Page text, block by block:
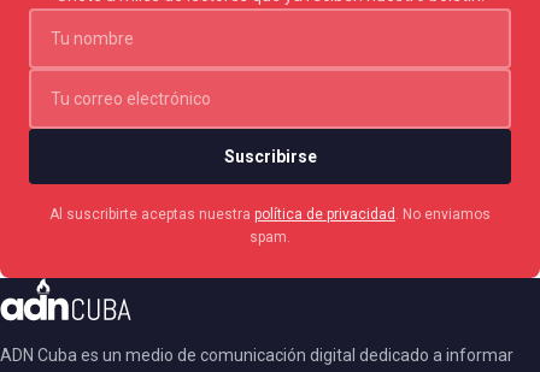
Suscribirse
Al suscribirte aceptas nuestra política de privacidad . No enviamos
spam.
ADN Cuba es un medio de comunicación digital dedicado a informar